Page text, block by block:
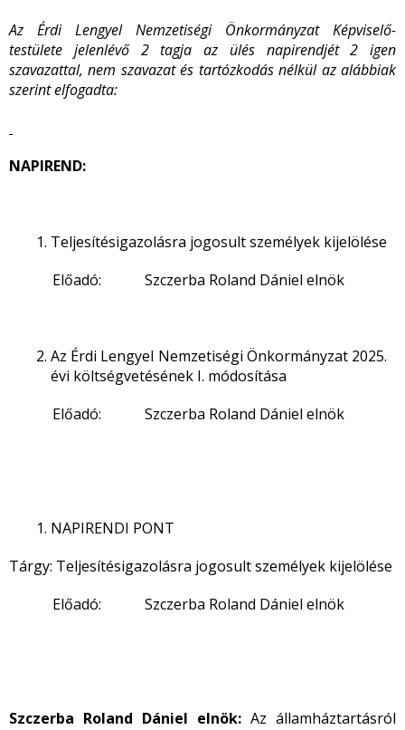
Az Érdi Lengyel Nemzetiségi Önkormányzat Képviselő-
testülete jelenlévő 2 tagja az ülés napirendjét 2 igen
szavazattal, nem szavazat és tartózkodás nélkül az alábbiak
szerint elfogadta:
NAPIREND:
Teljesítésigazolásra jogosult személyek kijelölése
Előadó: Szczerba Roland Dániel elnök
Az Érdi Lengyel Nemzetiségi Önkormányzat 2025.
évi költségvetésének I. módosítása
Előadó: Szczerba Roland Dániel elnök
NAPIRENDI PONT
Tárgy: Teljesítésigazolásra jogosult személyek kijelölése
Előadó: Szczerba Roland Dániel elnök
Szczerba Roland Dániel elnök: Az államháztartásról